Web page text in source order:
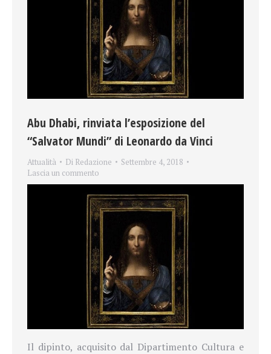
Abu Dhabi, rinviata l’esposizione del
“Salvator Mundi” di Leonardo da Vinci
Attualità Di Redazione
Settembre 4, 2018
Lascia un commento
Il dipinto, acquisito dal Dipartimento Cultura e